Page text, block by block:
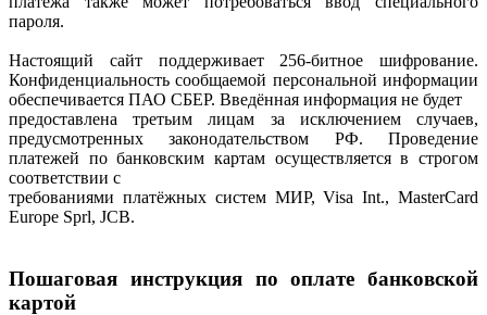
пароля.
Настоящий сайт поддерживает 256-битное шифрование.
Конфиденциальность сообщаемой персональной информации
обеспечивается ПАО СБЕР. Введённая информация не будет
предоставлена третьим лицам за исключением случаев,
предусмотренных законодательством РФ. Проведение
платежей по банковским картам осуществляется в строгом
соответствии с
требованиями платёжных систем МИР, Visa Int., MasterCard
Europe Sprl, JCB.
Пошаговая инструкция по оплате банковской
картой